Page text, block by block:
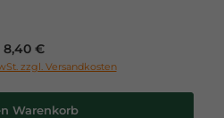
Regulärer Preis:
8,40 €
zzgl. Versandkosten
Warenkorb